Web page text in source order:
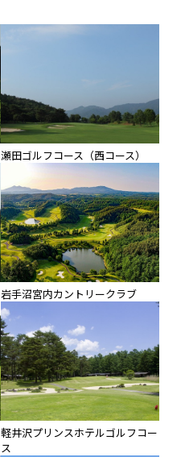
瀬田ゴルフコース（西コース）
岩手沼宮内カントリークラブ
軽井沢プリンスホテルゴルフコー
ス